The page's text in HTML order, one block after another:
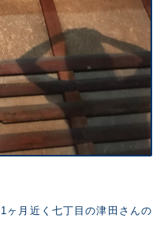
ヶ月近く七丁目の津田さんの